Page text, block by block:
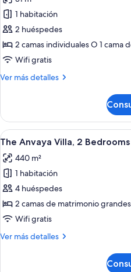
las
fotos
de
Habitación
Deluxe,
a
1 habitación
2 huéspedes
2 camas individuales O 1 cama
Wifi gratis
Ver más detalles
Más
Deluxe,
acceso
a
piscina
Abrir
todas
las
fotos
de
The
Anvaya
2
8
The Anvaya Villa, 2 Bedrooms
440 m²
1 habitación
4 huéspedes
2 camas de matrimonio grandes
Wifi gratis
Ver más detalles
Más